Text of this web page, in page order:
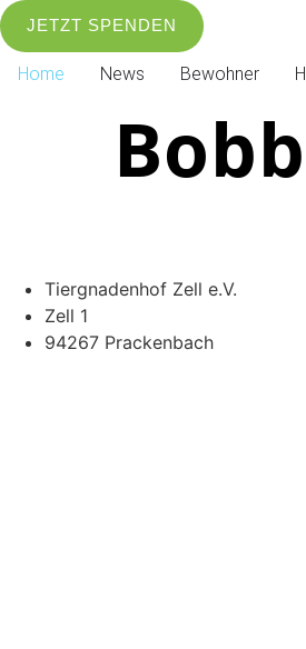
JETZT SPENDEN
Home News Bewohner
Tiergnadenhof Zell e.V.
Zell 1
94267 Prackenbach